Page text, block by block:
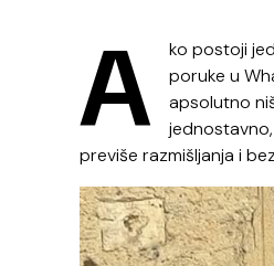
A
ko postoji
poruke u
apsolutno
previše razmišljanja i